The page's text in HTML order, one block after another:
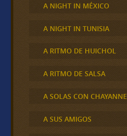
A NIGHT IN MÉXICO
A NIGHT IN TUNISIA
A RITMO DE HUICHOL
A RITMO DE SALSA
A SOLAS CON CHAYANNE
A SUS AMIGOS